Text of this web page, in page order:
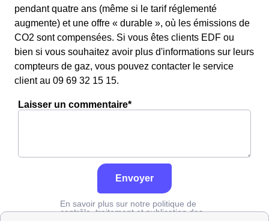
pendant quatre ans (même si le tarif réglementé
augmente) et une offre « durable », où les émissions de
CO2 sont compensées. Si vous êtes clients EDF ou
bien si vous souhaitez avoir plus d'informations sur leurs
compteurs de gaz, vous pouvez contacter le service
client au 09 69 32 15 15.
Laisser un commentaire*
Envoyer
En savoir plus sur notre politique de
contrôle, traitement et publication des